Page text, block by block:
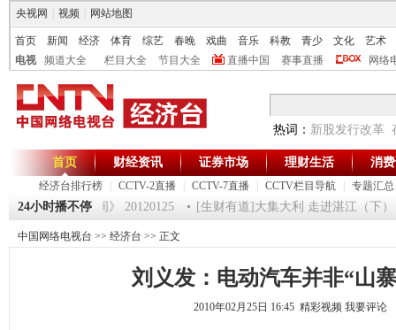
央视网 视频 网站地图
首页 新闻 经济 体育 综艺 春晚 戏曲 音乐 科教 青少 文化
艺术
电视
频道大全 栏目大全 节目大全 直播中国 赛事直播 网络
热词： 新股发行改革
首页
经济台排行榜 CCTV-2直播 CCTV-7直播 CCTV栏目导航 专题汇总
财经资讯 证券市场 理财生活 消
24小时播不停
5 《第一时间》 20120125 [生财有道]大集大利 走进湛江（下）
中国网络电视台 >> 经济台 >> 正文
刘义发：电动汽车并非“山
2010年02月25日 16:45 精彩视频 我要评论